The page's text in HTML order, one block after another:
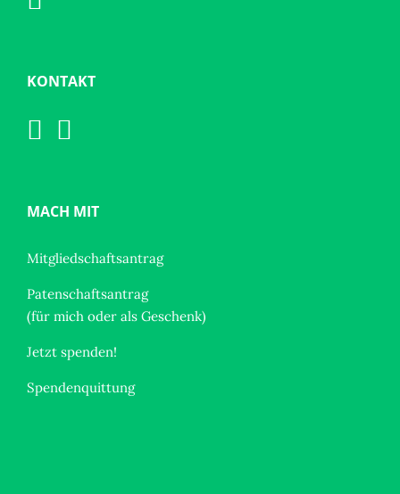
KONTAKT
MACH MIT
Mitgliedschaftsantrag
Patenschaftsantrag
(für mich oder als Geschenk)
Jetzt spenden!
Spendenquittung